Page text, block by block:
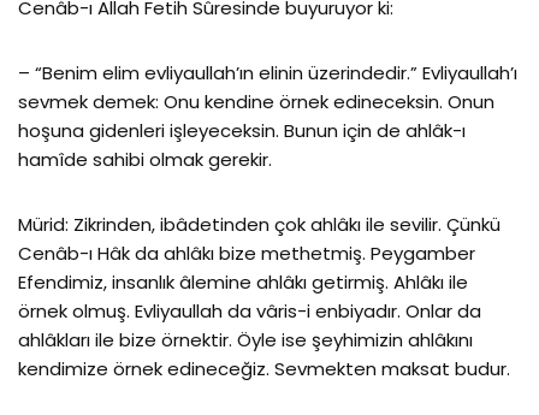
Cenâb-ı Allah Fetih Sûresinde buyuruyor ki:
– “Benim elim evliyaullah’ın elinin üzerindedir.” Evliyaullah’ı
sevmek demek: Onu kendine örnek edineceksin. Onun
hoşuna gidenleri işleyeceksin. Bunun için de ahlâk-ı
hamîde sahibi olmak gerekir.
Mürid: Zikrinden, ibâdetinden çok ahlâkı ile sevilir. Çünkü
Cenâb-ı Hâk da ahlâkı bize methetmiş. Peygamber
Efendimiz, insanlık âlemine ahlâkı getirmiş. Ahlâkı ile
örnek olmuş. Evliyaullah da vâris-i enbiyadır. Onlar da
ahlâkları ile bize örnektir. Öyle ise şeyhimizin ahlâkını
kendimize örnek edineceğiz. Sevmekten maksat budur.